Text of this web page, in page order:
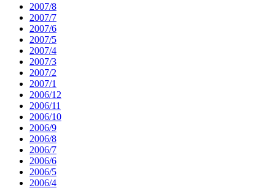
2007/8
2007/7
2007/6
2007/5
2007/4
2007/3
2007/2
2007/1
2006/12
2006/11
2006/10
2006/9
2006/8
2006/7
2006/6
2006/5
2006/4